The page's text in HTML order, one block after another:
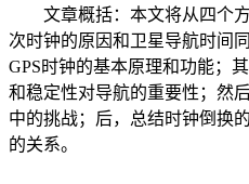
文章概括：本文将从四个方
次时钟的原因和卫星导航时间
GPS时钟的基本原理和功能；
和稳定性对导航的重要性；然
中的挑战；后，总结时钟倒换
的关系。